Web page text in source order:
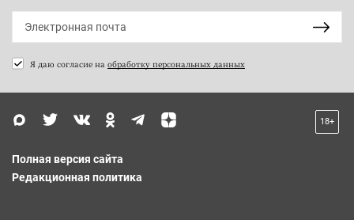
Я даю согласие на обработку персональных данных
18+
Полная версия сайта
Редакционная политика